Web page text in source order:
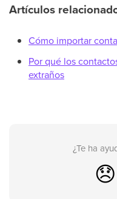
Artículos
Cómo importar
Por qué los
extraños
¿Te ha
😞